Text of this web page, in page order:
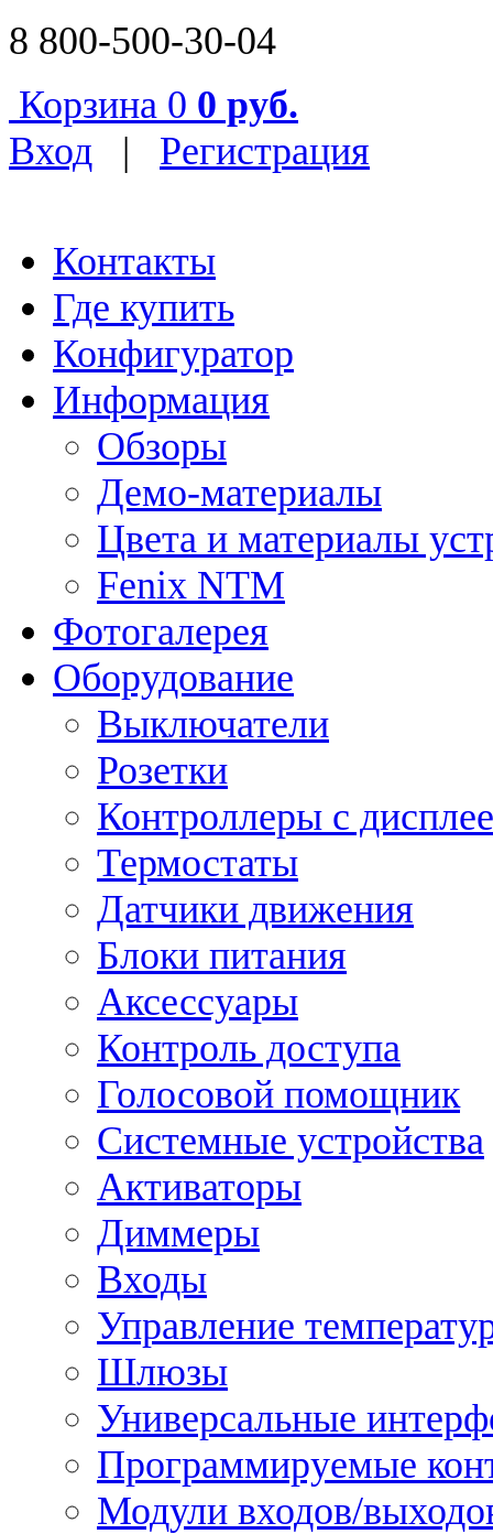
8 800-500-30-04
Корзина 0 0 руб.
Вход | Регистрация
Контакты
Где купить
Конфигуратор
Информация
Обзоры
Демо-материалы
Цвета и материалы
Fenix NTM
Фотогалерея
Оборудование
Выключатели
Розетки
Контроллеры с
Термостаты
Датчики движения
Блоки питания
Аксессуары
Контроль доступа
Голосовой помощник
Системные устройства
Активаторы
Диммеры
Входы
Управление
Шлюзы
Универсальные
Программируемые
Модули входов/